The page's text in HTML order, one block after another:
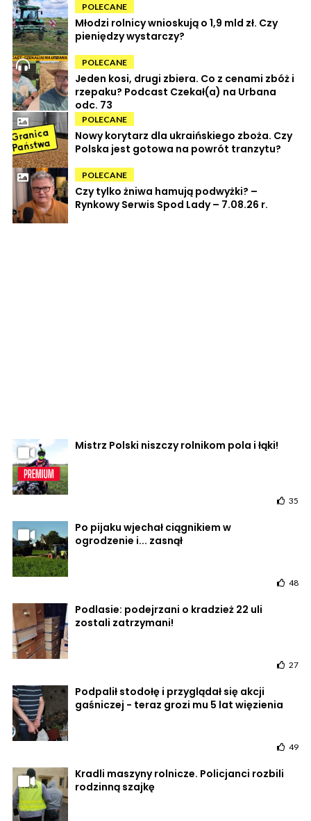
POLECANE
Młodzi rolnicy wnioskują o 1,9 mld zł. Czy
pieniędzy wystarczy?
POLECANE
Jeden kosi, drugi zbiera. Co z cenami zbóż i
rzepaku? Podcast Czekał(a) na Urbana
odc. 73
POLECANE
Nowy korytarz dla ukraińskiego zboża. Czy
Polska jest gotowa na powrót tranzytu?
POLECANE
Czy tylko żniwa hamują podwyżki? –
Rynkowy Serwis Spod Lady – 7.08.26 r.
Mistrz Polski niszczy rolnikom pola i łąki!
35
Po pijaku wjechał ciągnikiem w
ogrodzenie i... zasnął
48
Podlasie: podejrzani o kradzież 22 uli
zostali zatrzymani!
27
Podpalił stodołę i przyglądał się akcji
gaśniczej - teraz grozi mu 5 lat więzienia
49
Kradli maszyny rolnicze. Policjanci rozbili
rodzinną szajkę